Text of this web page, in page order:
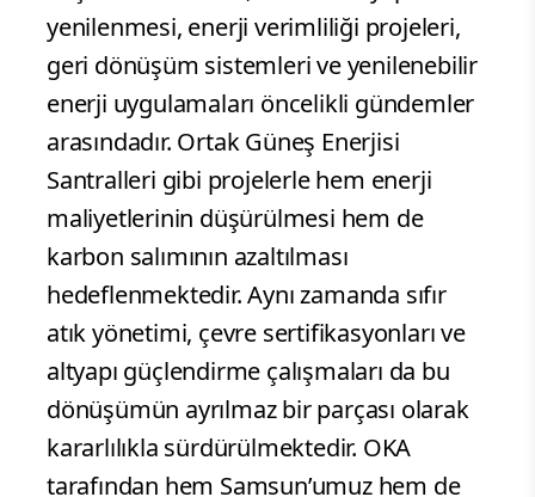
yenilenmesi, enerji verimliliği projeleri,
geri dönüşüm sistemleri ve yenilenebilir
enerji uygulamaları öncelikli gündemler
arasındadır. Ortak Güneş Enerjisi
Santralleri gibi projelerle hem enerji
maliyetlerinin düşürülmesi hem de
karbon salımının azaltılması
hedeflenmektedir. Aynı zamanda sıfır
atık yönetimi, çevre sertifikasyonları ve
altyapı güçlendirme çalışmaları da bu
dönüşümün ayrılmaz bir parçası olarak
kararlılıkla sürdürülmektedir. OKA
tarafından hem Samsun’umuz hem de